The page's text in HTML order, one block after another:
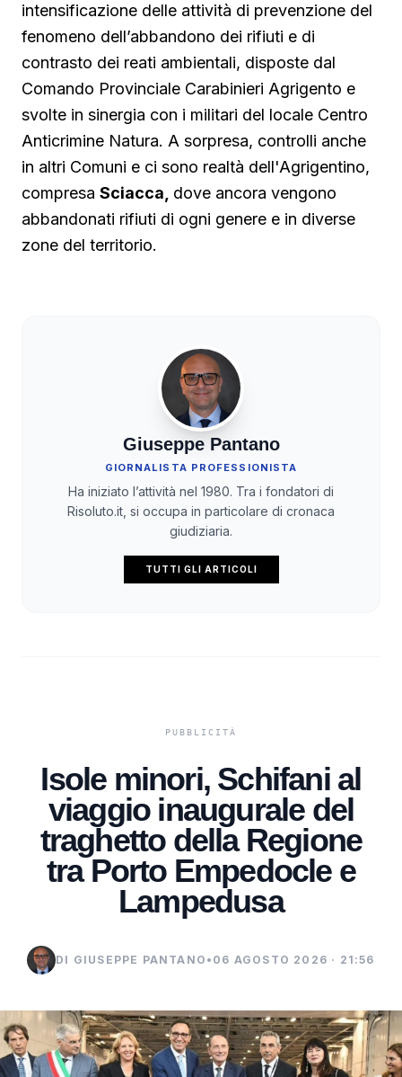
intensificazione delle attività di prevenzione del
fenomeno dell’abbandono dei rifiuti e di
contrasto dei reati ambientali, disposte dal
Comando Provinciale Carabinieri Agrigento e
svolte in sinergia con i militari del locale Centro
Anticrimine Natura. A sorpresa, controlli anche
in altri Comuni e ci sono realtà dell'Agrigentino,
compresa Sciacca, dove ancora vengono
abbandonati rifiuti di ogni genere e in diverse
zone del territorio.
Giuseppe Pantano
GIORNALISTA PROFESSIONISTA
Ha iniziato l’attività nel 1980. Tra i fondatori di
Risoluto.it, si occupa in particolare di cronaca
giudiziaria.
TUTTI GLI ARTICOLI
Isole minori, Schifani al
viaggio inaugurale del
traghetto della Regione
tra Porto Empedocle e
Lampedusa
DI GIUSEPPE PANTANO • 06 AGOSTO 2026 · 21:56